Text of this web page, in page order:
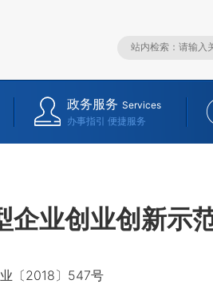
政务服务 Services
办事指引 便捷服务
业创业创新示
〔2018〕547号